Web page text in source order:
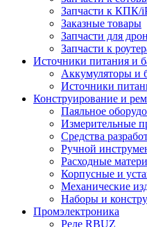
Запчасти к КПК/
Заказные товары
Запчасти для
Запчасти к
Источники питания и
Аккумуляторы и
Источники
Конструирование и
Паяльное
Измерительные
Средства
Ручной
Расходные
Корпусные и
Механические
Наборы и
Промэлектроника
Реле RBUZ